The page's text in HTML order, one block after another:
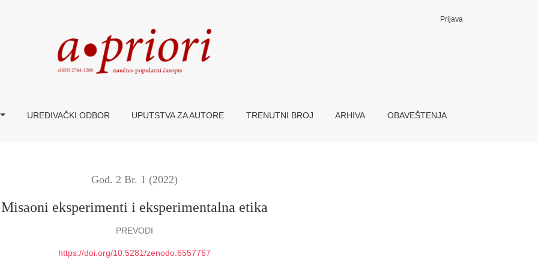
UREĐIVAČKI ODBOR UPUTSTVA ZA AUTORE TRENUTNI BROJ ARHIVA OBAVEŠTENJA
Prijava
God. 2 Br. 1 (2022)
Misaoni eksperimenti i eksperimentalna etika
PREVODI
https://doi.org/10.5281/zenodo.6557767